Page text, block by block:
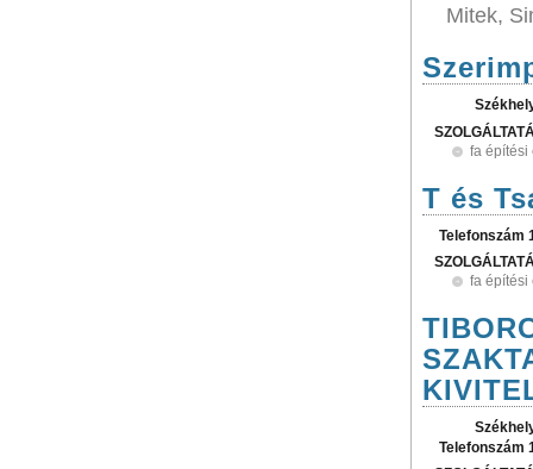
Mitek,
fa építési
T és
Telefonszám
fa építési
Telefonszám